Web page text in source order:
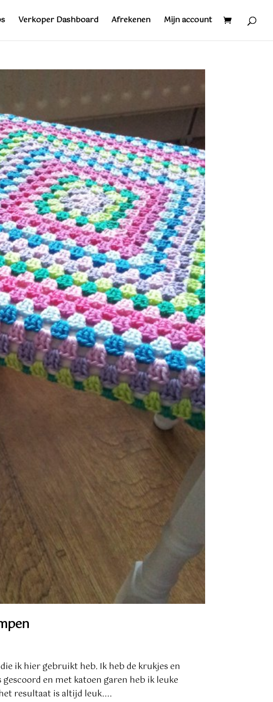
Verkoper Dashboard Afrekenen Mijn account
ik hier gebruikt heb. Ik heb de krukjes en
en met katoen garen heb ik leuke
resultaat is altijd leuk....